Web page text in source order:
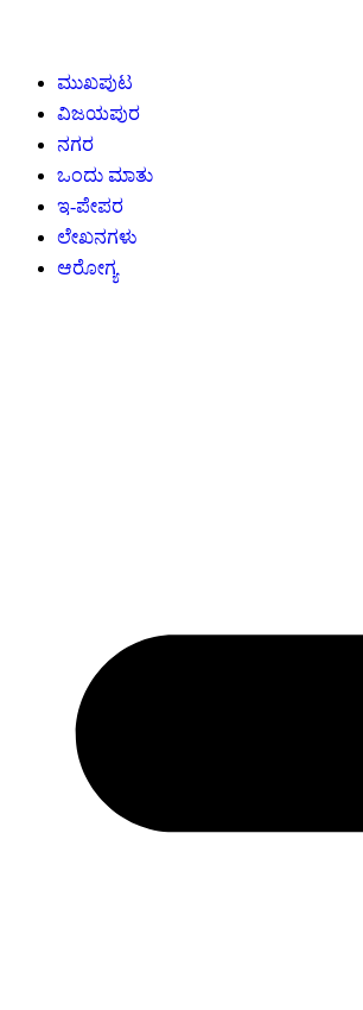
ಮುಖಪುಟ
ವಿಜಯಪುರ
ನಗರ
ಒಂದು ಮಾತು
ಇ-ಪೇಪರ
ಲೇಖನಗಳು
ಆರೋಗ್ಯ